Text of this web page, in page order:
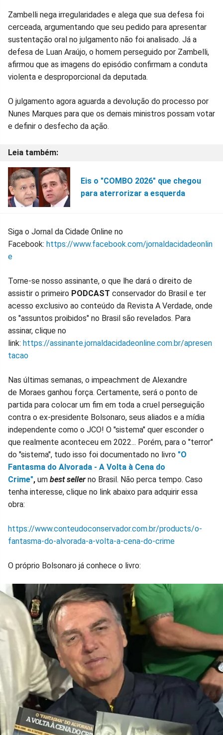
Zambelli nega irregularidades e alega que sua defesa foi
cerceada, argumentando que seu pedido para apresentar
sustentação oral no julgamento não foi analisado. Já a
defesa de Luan Araújo, o homem perseguido por Zambelli,
afirmou que as imagens do episódio confirmam a conduta
violenta e desproporcional da deputada.
O julgamento agora aguarda a devolução do processo por
Nunes Marques para que os demais ministros possam votar
e definir o desfecho da ação.
Eis o "COMBO 2026" que chegou
para aterrorizar a esquerda
Siga o Jornal da Cidade Online no
Facebook: https://www.facebook.com/jornaldacidadeonlin
e
Torne-se nosso assinante, o que lhe dará o direito de
assistir o primeiro PODCAST conservador do Brasil e ter
acesso exclusivo ao conteúdo da Revista A Verdade, onde
os "assuntos proibidos" no Brasil são revelados. Para
assinar, clique no
link: https://assinante.jornaldacidadeonline.com.br/apresen
tacao
Nas últimas semanas, o impeachment de Alexandre
de Moraes ganhou força. Certamente, será o ponto de
partida para colocar um fim em toda a cruel perseguição
contra o ex-presidente Bolsonaro, seus aliados e a mídia
independente como o JCO! O "sistema" quer esconder o
que realmente aconteceu em 2022... Porém, para o "terror"
do "sistema", tudo isso foi documentado no livro "O
Fantasma do Alvorada - A Volta à Cena do
Crime", um best seller no Brasil. Não perca tempo. Caso
tenha interesse, clique no link abaixo para adquirir essa
obra:
https://www.conteudoconservador.com.br/products/o-
fantasma-do-alvorada-a-volta-a-cena-do-crime
O próprio Bolsonaro já conhece o livro: